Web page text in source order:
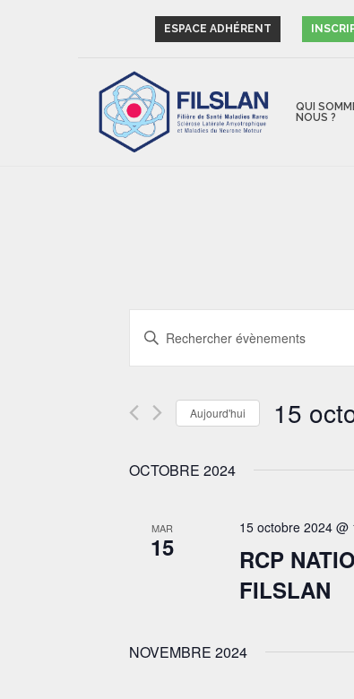
ESPACE ADHÉRENT
QUI
NOUS ?
ET
NAVIGATION
DE
VUES
Saisir
mot-
clé.
Évènements
clé.
Aujourd'hui 15
OCTOBRE 2024
MAR
15
15 octobre 2024 @
RCP
FILSLAN
NOVEMBRE 2024